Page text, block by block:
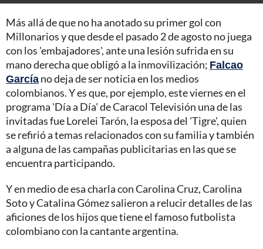
Más allá de que no ha anotado su primer gol con
Millonarios y que desde el pasado 2 de agosto no juega
con los 'embajadores', ante una lesión sufrida en su
mano derecha que obligó a la inmovilización; Falcao
Garcíano deja de ser noticia en los medios
colombianos. Y es que, por ejemplo, este viernes en el
programa 'Día a Día' de Caracol Televisión una de las
invitadas fue Lorelei Tarón, la esposa del 'Tigre', quien
se refirió a temas relacionados con su familia y también
a alguna de las campañas publicitarias en las que se
encuentra participando.
Y en medio de esa charla con Carolina Cruz, Carolina
Soto y Catalina Gómez salieron a relucir detalles de las
aficiones de los hijos que tiene el famoso futbolista
colombiano con la cantante argentina.